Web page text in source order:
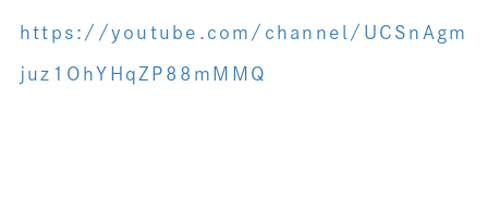
https://youtube.com/channel/UCSnAgm
juz1OhYHqZP88mMMQ